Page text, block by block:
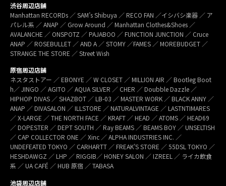
渋谷周辺店舗
Manhattan RECORDs ／ SAM’s Shibuya ／ RECO FAN ／イシバシ楽器 ／ ア
パレル系 ／ ANAP ／ Grow Around ／ Manhattan Clothes&Shoes ／
AVALANCHE ／ ONSPOTZ ／ PAJABOO ／ FUNCTION JUNCTION ／ Cruce
ANAP ／ ROSEBULLET ／ AND A ／ STOMY ／FAMES ／ MOREBUDGET ／
STRANGE THE STORE ／ Street Wish
原宿周辺店舗
ネスタストアー ／ EBONYE ／ W CLOSET ／ MILLION AIR ／ Bootleg Boot
h／ JINGO ／ AGITO ／ AQUA SILVER ／ CHER ／ Doubble Dazzle ／
HIPHOP DIVAS ／ SHAZBOT ／ LB-03 ／ MASTER WORK ／ BLACK ANNY ／
ANAP ／ DIVASALON ／ ILLSTORE ／ NATURALVINTAGE ／ LASTNTIMARES
／ X-LARGE ／ THE NORTH FACE ／ KRAFT ／ HEAD ／ ATOMS ／ HEAD69
／ DOPESTER ／ DEPT SOUTH ／ Ray BEAMS ／ BEAMS BOY ／ UNSELTISH
／ CAP COLLECTOR ONE ／ Xinc ／ ALPHA INDUSTRIES INC. ／
UNDEFEATED TOKYO ／ CARHARTT ／ FREAK’S STORE ／ 55DSL TOKYO ／
HESHDAWGZ ／ LHP ／ RIGGIB／ HONEY SALON ／ IZREEL ／ ライカ飲食
系 ／ UA CAFÉ ／ HUB 原宿 ／ TABASA
池袋周辺店舗